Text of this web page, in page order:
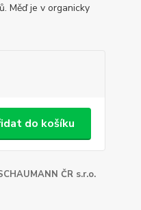
Měď je v organicky
do košíku
ČR s.r.o.